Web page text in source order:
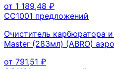
от 1 189,48 ₽
CC1001 предложений
Очиститель карбюратора
Master (283мл) (ABRO)
от 791,51 ₽